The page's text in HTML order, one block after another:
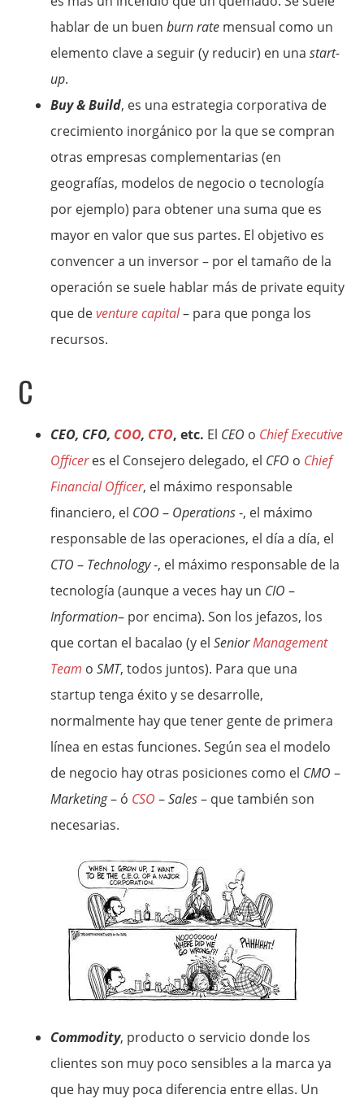
hablar de un buenburn rate mensual como un
elemento clave a seguir (y reducir) en unastart-
up.
Buy & Build, es una estrategia corporativa de
crecimiento inorgánico por la que se compran
otras empresas complementarias (en
geografías, modelos de negocio o tecnología
por ejemplo) para obtener una suma que es
mayor en valor que sus partes. El objetivo es
convencer a un inversor – por el tamaño de la
operación se suele hablar más de private equity
que deventure capital– para que ponga los
recursos.
C
CEO, CFO, COO, CTO, etc. El CEO o Chief Executive
Officer es el Consejero delegado, el CFO o Chief
Financial Officer, el máximo responsable
financiero, el COO – Operations-, el máximo
responsable de las operaciones, el día a día, el
CTO – Technology-, el máximo responsable de la
tecnología (aunque a veces hay un CIO –
Information– por encima). Son los jefazos, los
que cortan el bacalao (y elSeniorManagement
Team oSMT, todos juntos). Para que una
startup tenga éxito y se desarrolle,
normalmente hay que tener gente de primera
línea en estas funciones. Según sea el modelo
de negocio hay otras posiciones como el CMO –
Marketing– ó CSO –Sales– que también son
necesarias.
Commodity, producto o servicio donde los
clientes son muy poco sensibles a la marca ya
que hay muy poca diferencia entre ellas. Un